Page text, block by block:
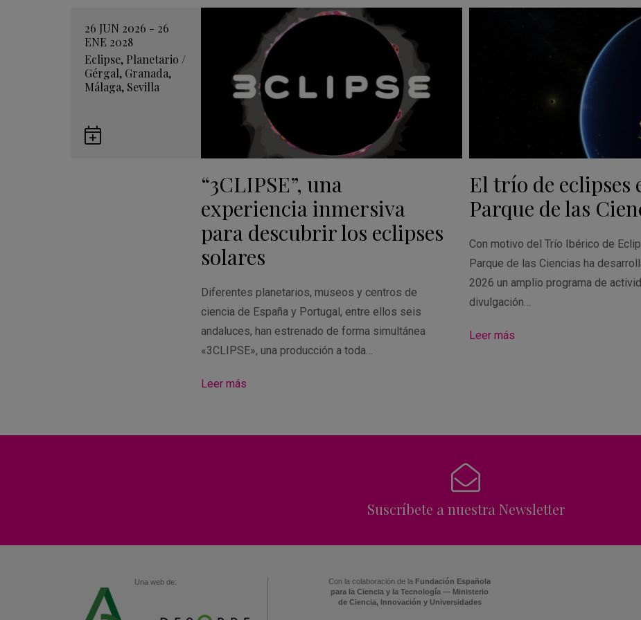
26 JUN 2026 - 26
ENE 2028
Eclipse, Planetario /
Gérgal, Granada,
Málaga, Sevilla
“3CLIPSE”, una
experiencia inmersiva
para descubrir los eclipses
solares
Diferentes planetarios, museos y centros de
ciencia de España y Portugal, entre ellos seis
andaluces, han estrenado de forma simultánea
«3CLIPSE», una producción a toda…
Leer más
El trío de eclipses
Parque de las
Con motivo del Trío Ibérico de
Parque de las Ciencias ha
2026 un amplio programa de
divulgación…
Leer más
Suscríbete a nuestra Newsletter
Una web de: Con la colaboración de la Fundación Española
para la Ciencia y la Tecnología — Ministerio
de Ciencia, Innovación y Universidades